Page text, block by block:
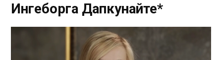
Ингеборга Дапкунайте*